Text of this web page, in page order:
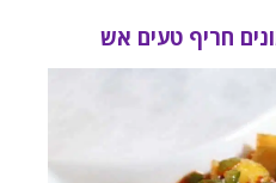
חריף טעים אש